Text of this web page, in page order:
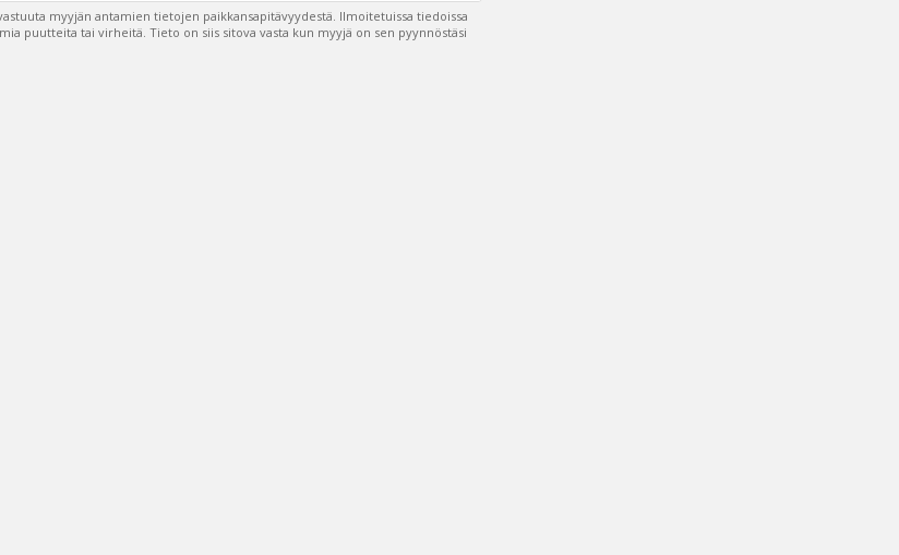
myyjän antamien tietojen paikkansapitävyydestä. Ilmoitetuissa tiedoissa
puutteita tai virheitä. Tieto on siis sitova vasta kun myyjä on sen pyynnöstäsi